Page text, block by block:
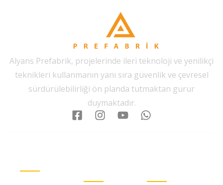
Alyans Prefabrik, projelerinde ileri teknoloji ve yenilikçi
teknikleri kullanmanın yanı sıra güvenlik ve çevresel
sürdürülebilirliği ön planda tutmaktan gurur
duymaktadır.